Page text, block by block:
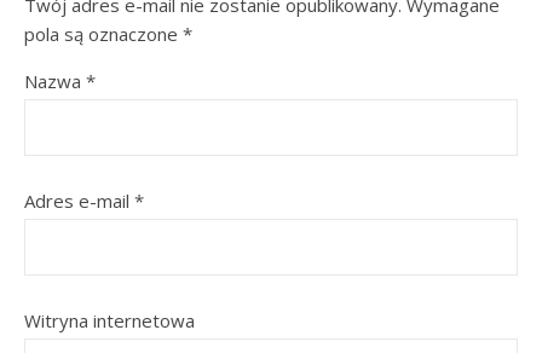
Twój adres e-mail nie zostanie opublikowany. Wymagane
pola są oznaczone *
Nazwa *
Adres e-mail *
Witryna internetowa